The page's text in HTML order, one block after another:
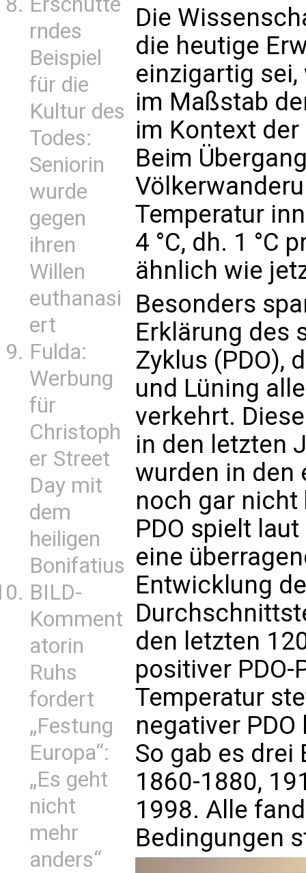
rndes
Beispiel
für die
Kultur des
Todes:
Seniorin
wurde
gegen
ihren
Willen
euthanasi
ert
Fulda:
Werbung
für
Christoph
er Street
Day mit
dem
heiligen
Bonifatius
BILD-
Komment
atorin
Ruhs
fordert
„Festung
Europa“:
„Es geht
nicht
mehr
anders“
Die
die heutige
einzigartig
im Maßstab
im Kontext
Beim
Temperatur
4 °C, dh. 1 °C
ähnlich wie
Besonders
Erklärung des
Zyklus (PDO),
und Lüning
verkehrt.
in den letzten
wurden in den
noch gar
PDO spielt
eine
Entwicklung
den letzten
positiver
Temperatur
negativer
So gab es
1860-1880,
1998. Alle
Bedingungen